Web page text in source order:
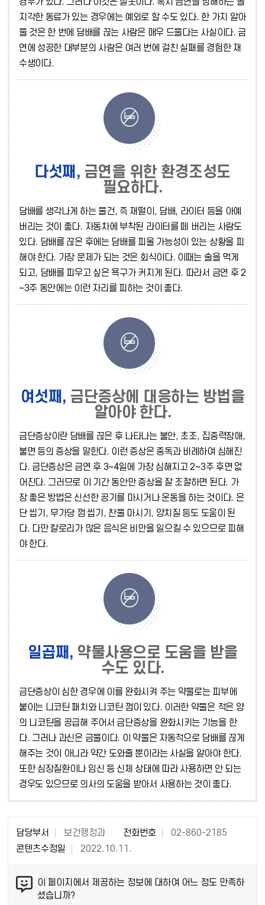
지각한 동료가 있는 경우에는 예외로 할 수도 있다. 한 가지 알아
둘 것은 한 번에 담배를 끊는 사람은 매우 드물다는 사실이다. 금
연에 성공한 대부분의 사람은 여러 번에 걸친 실패를 경험한 재
수생이다.
다섯째, 금연을 위한 환경조성도
필요하다.
담배를 생각나게 하는 물건, 즉 재떨이, 담배, 라이터 등을 아예
버리는 것이 좋다. 자동차에 부착된 라이터를 떼 버리는 사람도
있다. 담배를 끊은 후에는 담배를 피울 가능성이 있는 상황을 피
해야 한다. 가장 문제가 되는 것은 회식이다. 이때는 술을 먹게
되고, 담배를 피우고 싶은 욕구가 커지게 된다. 따라서 금연 후 2
∼3주 동안에는 이런 자리를 피하는 것이 좋다.
여섯째, 금단증상에 대응하는 방법을
알아야 한다.
금단증상이란 담배를 끊은 후 나타나는 불안, 초조, 집중력장애,
불면 등의 증상을 말한다. 이런 증상은 중독과 비례하여 심해진
다. 금단증상은 금연 후 3∼4일에 가장 심해지고 2∼3주 후면 없
어진다. 그러므로 이 기간 동안만 증상을 잘 조절하면 된다. 가
장 좋은 방법은 신선한 공기를 마시거나 운동을 하는 것이다. 은
단 씹기, 무가당 껌 씹기, 찬물 마시기, 양치질 등도 도움이 된
다. 다만 칼로리가 많은 음식은 비만을 일으킬 수 있으므로 피해
야 한다.
일곱째, 약물사용으로 도움을 받을
수도 있다.
금단증상이 심한 경우에 이를 완화시켜 주는 약물로는 피부에
붙이는 니코틴 패치와 니코틴 껌이 있다. 이러한 약물은 적은 양
의 니코틴을 공급해 주어서 금단증상을 완화시키는 기능을 한
다. 그러나 과신은 금물이다. 이 약물은 자동적으로 담배를 끊게
해주는 것이 아니라 약간 도와줄 뿐이라는 사실을 알아야 한다.
또한 심장질환이나 임신 등 신체 상태에 따라 사용하면 안 되는
경우도 있으므로 의사의 도움을 받아서 사용하는 것이 좋다.
담당부서 보건행정과 전화번호
02-860-2185
콘텐츠수정일
2022.10.11.
이 페이지에서 제공하는 정보에 대하여 어느 정도 만족하
셨습니까?